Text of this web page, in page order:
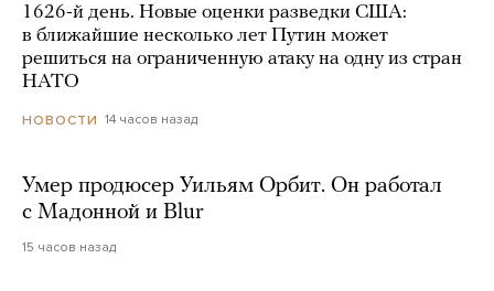
1626-й день. Новые оценки разведки США:
в ближайшие несколько лет Путин может
решиться на ограниченную атаку на одну из стран
НАТО
НОВОСТИ 14 часов назад
Умер продюсер Уильям Орбит. Он работал
с Мадонной и Blur
15 часов назад